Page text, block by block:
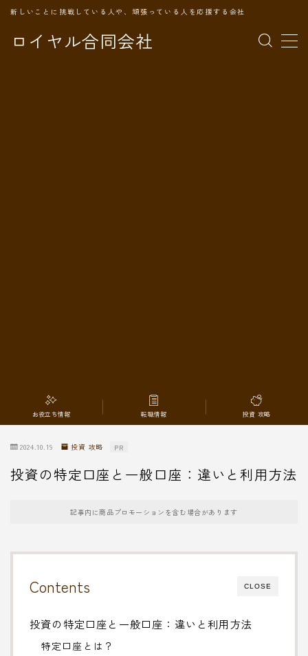
ロイヤル合同会社
新しいことに挑戦している人や、頑張っている人を応援する会社
MENU
お役立ち情報 転職情報 投資 攻略
2024.10.19 投資 攻略 PR
投資の特定口座と一般口座：違いと利用方法
記事内に商品プロモーションを含む場合があります
CLOSE
Contents
投資の特定口座と一般口座：違いと利用方法
特定口座とは？